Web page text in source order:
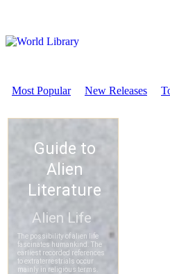
Most Popular New Releases